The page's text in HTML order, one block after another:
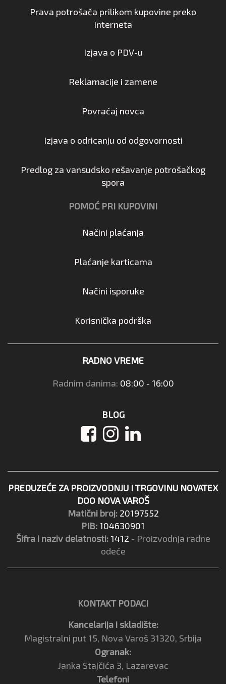
Prava potrošača prilikom kupovine preko
interneta
Izjava o PDV-u
Reklamacije i zamene
Povraćaj novca
Izjava o odricanju od odgovornosti
Predlog za vansudsko rešavanje potrošačkog
spora
POMOĆ PRI KUPOVINI
Načini plaćanja
Plaćanje karticama
Načini isporuke
Korisnička podrška
RADNO VREME
Radnim danima: 08:00 - 16:00
BLOG
PREDUZEĆE ZA PROIZVODNJU I TRGOVINU NOVATEX
DOO NOVA VAROŠ
Matični broj: 20197552
PIB: 104630901
Šifra i naziv delatnosti: 1412 - Proizvodnja radne
odeće
KONTAKT PODACI
Kancelarija i skladište:
Magistralni put 15, Nova Varoš 31320, Srbija
Ogranak:
Janka Stajčića 3, Lazarevac
Telefoni